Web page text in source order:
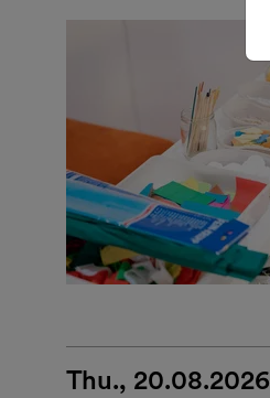
Thu., 20.08.2026